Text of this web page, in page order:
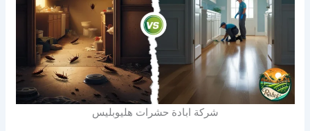
شركة ابادة حشرات هليوبليس